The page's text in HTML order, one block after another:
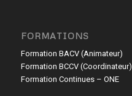
FORMATIONS
Formation BACV (Animateur)
Formation BCCV (Coordinateur)
Formation Continues – ONE